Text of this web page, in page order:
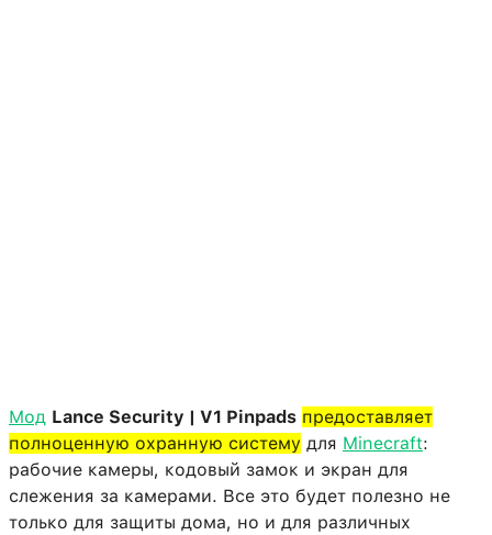
Мод Lance Security | V1 Pinpads предоставляет
полноценную охранную систему для Minecraft:
рабочие камеры, кодовый замок и экран для
слежения за камерами. Все это будет полезно не
только для защиты дома, но и для различных